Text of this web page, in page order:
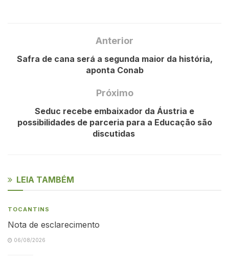
Anterior
Safra de cana será a segunda maior da história,
aponta Conab
Próximo
Seduc recebe embaixador da Áustria e
possibilidades de parceria para a Educação são
discutidas
LEIA TAMBÉM
TOCANTINS
Nota de esclarecimento
06/08/2026